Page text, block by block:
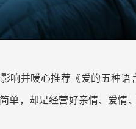
响并暖心推荐《爱的五种语
单，却是经营好亲情、爱情